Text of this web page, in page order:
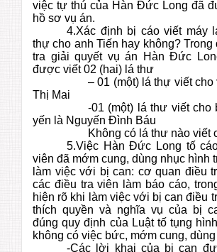
việc tự thú của Hàn Đức Long đã
hồ sơ vụ án.
4.Xác định bị cáo viết máy
thự cho anh Tiến hay không? Trong
tra giải quyết vụ án Hàn Đức
được viết 02 (hai) lá thư
– 01 (một) lá thự viết
Thị Mai
-01 (một) lá thư viết cho
yến là Nguyến Đình Báu
Không có lá thư nào viết
5.Việc Hàn Đức Long tố
viên đã mớm cung, dùng nhục hình
làm việc với bị can: cơ quan điều
các điều tra viên làm báo cáo,
hiện rõ khi làm việc với bị can điều
thích quyền và nghĩa vụ của bị
đúng quy định của Luật tố tụng
không có việc bức, mớm cung,
-Các lời khai của bị can